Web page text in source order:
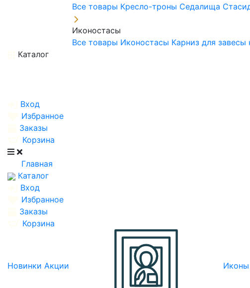
Все товары Кресло-троны Седалища
Иконостасы
Все товары Иконостасы Карниз для завесы
Каталог
Вход
Избранное
Заказы
Корзина
Главная
Каталог
Вход
Избранное
Заказы
Корзина
Новинки Акции Иконы